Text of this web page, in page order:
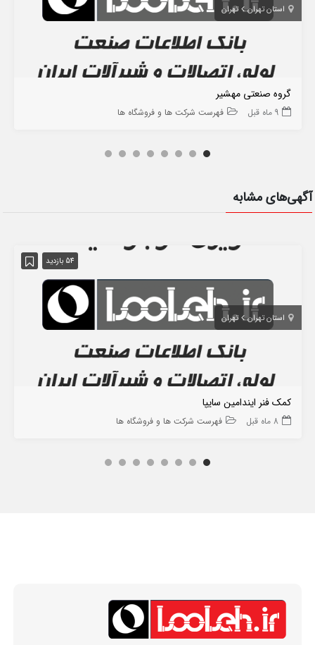
استان تهران تهران
گروه صنعتی مهشیر
9 ماه قبل فهرست شرکت ها و فروشگاه ها
آگهی‌های مشابه
54 بازدید
استان تهران تهران
کمک فنر ایندامین سایپا
8 ماه قبل فهرست شرکت ها و فروشگاه ها